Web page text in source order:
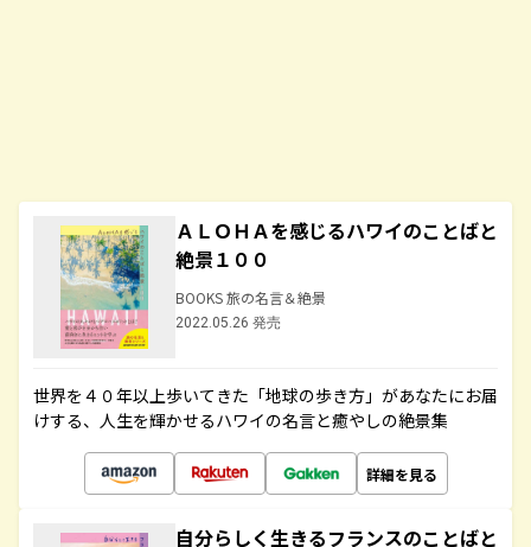
ＡＬＯＨＡを感じるハワイのことばと
絶景１００
BOOKS 旅の名言＆絶景
2022.05.26 発売
世界を４０年以上歩いてきた「地球の歩き方」があなたにお届
けする、人生を輝かせるハワイの名言と癒やしの絶景集
詳細を見る
自分らしく生きるフランスのことばと